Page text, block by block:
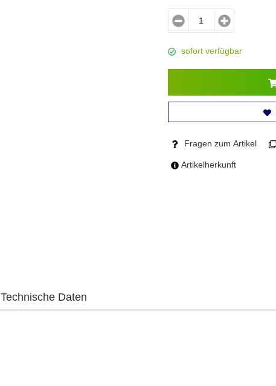
sofort verfügbar
Fragen zum Artikel
Artikelherkunft
Technische Daten